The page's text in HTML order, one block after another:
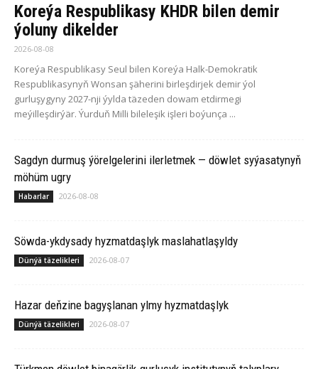
Koreýa Respublikasy KHDR bilen demir
ýoluny dikelder
2026-08-08
Koreýa Respublikasy Seul bilen Koreýa Halk-Demokratik
Respublikasynyň Wonsan şäherini birleşdirjek demir ýol
gurluşygyny 2027-nji ýylda täzeden dowam etdirmegi
meýilleşdirýär. Ýurduň Milli bileleşik işleri boýunça ...
Sagdyn durmuş ýörelgelerini ilerletmek — döwlet syýasatynyň
möhüm ugry
Habarlar 2026-08-08
Söwda-ykdysady hyzmatdaşlyk maslahatlaşyldy
Dünýä täzelikleri 2026-08-07
Hazar deňzine bagyşlanan ylmy hyzmatdaşlyk
Dünýä täzelikleri 2026-08-07